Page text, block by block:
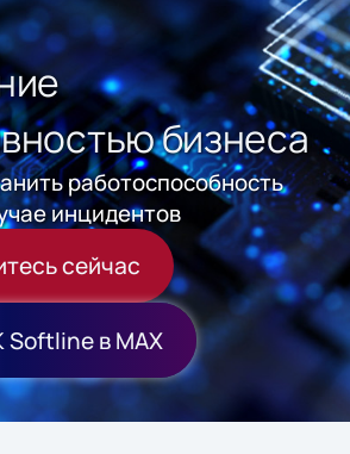
бизнеса
работоспособность
инцидентов
сейчас
Softline в МАХ